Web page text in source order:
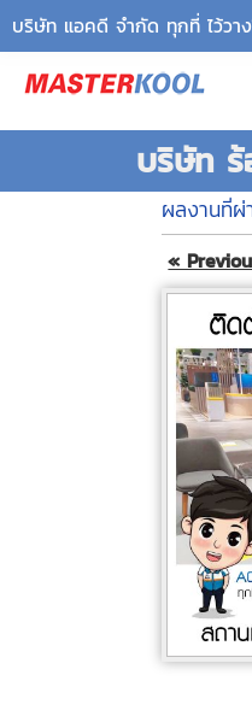
บริษัท แอคดี จำกัด ทุกที่ ไว้วา
บริษัท ร้
ผลงานที่ผ่
«